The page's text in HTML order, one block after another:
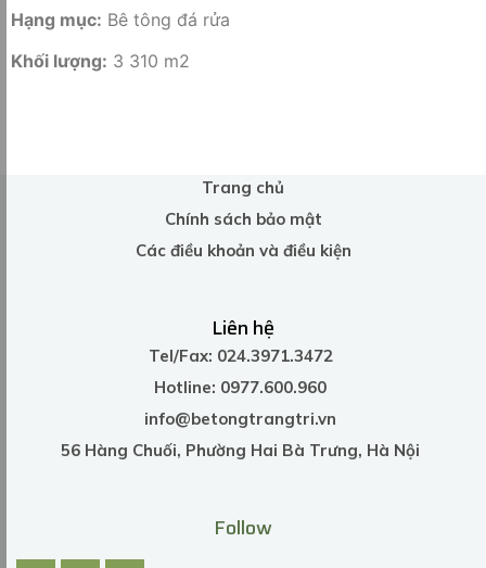
Hạng mục: Bê tông đá rửa
Khối lượng: 3 310 m2
Trang chủ
Chính sách bảo mật
Các điều khoản và điều kiện
Liên hệ
Tel/Fax: 024.3971.3472
Hotline: 0977.600.960
info@betongtrangtri.vn
56 Hàng Chuối, Phường Hai Bà Trưng, Hà Nội
Follow